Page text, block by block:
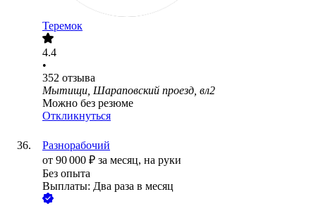
Теремок
4.4
•
352 отзыва
Мытищи, Шараповский проезд, вл2
Можно без резюме
Откликнуться
Разнорабочий
от 90 000 ₽ за месяц, на руки
Без опыта
Выплаты: Два раза в месяц